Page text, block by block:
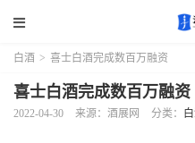
白酒 > 喜士白酒完成数百万融资
喜士白酒完成数百万融资
2022-04-30 来源：酒展网 分类：